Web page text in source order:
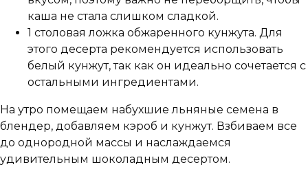
каша не стала слишком сладкой.
1 столовая ложка обжаренного кунжута. Для
этого десерта рекомендуется использовать
белый кунжут, так как он идеально сочетается с
остальными ингредиентами.
На утро помещаем набухшие льняные семена в
блендер, добавляем кэроб и кунжут. Взбиваем все
до однородной массы и наслаждаемся
удивительным шоколадным десертом.